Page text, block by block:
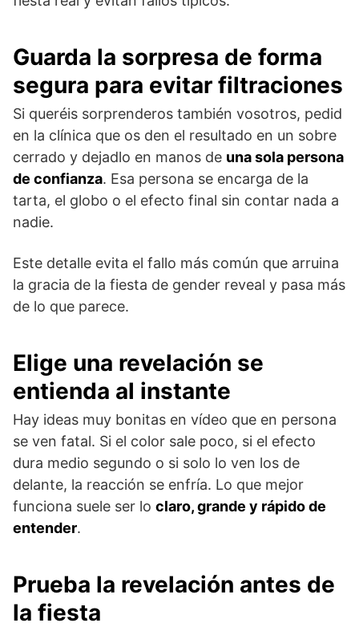
Guarda la sorpresa de forma
segura para evitar filtraciones
Si queréis sorprenderos también vosotros, pedid
en la clínica que os den el resultado en un sobre
cerrado y dejadlo en manos de una sola persona
de confianza. Esa persona se encarga de la
tarta, el globo o el efecto final sin contar nada a
nadie.
Este detalle evita el fallo más común que arruina
la gracia de la fiesta de gender reveal y pasa más
de lo que parece.
Elige una revelación se
entienda al instante
Hay ideas muy bonitas en vídeo que en persona
se ven fatal. Si el color sale poco, si el efecto
dura medio segundo o si solo lo ven los de
delante, la reacción se enfría. Lo que mejor
funciona suele ser lo claro, grande y rápido de
entender.
Prueba la revelación antes de
la fiesta